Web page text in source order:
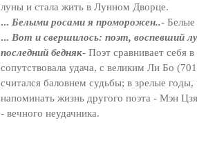
луны и стала жить в Лунном Дворце.
... Белыми росами я проморожен..- Белые
... Вот и свершилось: поэт, воспевший
последний бедняк- Поэт сравнивает себя
сопутствовала удача, с великим Ли Бо
считался баловнем судьбы; в зрелые
напоминать жизнь другого поэта - Мэн
- вечного неу­дачника.